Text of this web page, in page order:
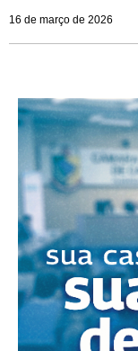
16 de março de 2026